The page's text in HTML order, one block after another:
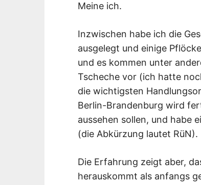
Meine ich.
Inzwischen habe ich die
ausgelegt und einige
und es kommen unter
Tscheche vor (ich hatte
die wichtigsten
Berlin-Brandenburg wird
aussehen sollen, und habe
(die Abkürzung lautet RüN).
Die Erfahrung zeigt aber,
herauskommt als anfangs